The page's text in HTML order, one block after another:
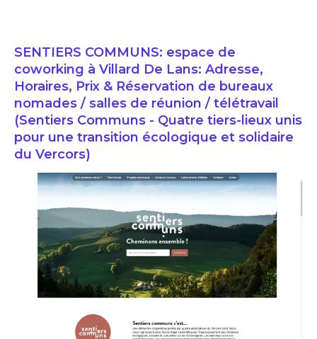
SENTIERS COMMUNS: espace de
coworking à Villard De Lans: Adresse,
Horaires, Prix & Réservation de bureaux
nomades / salles de réunion / télétravail
(Sentiers Communs - Quatre tiers-lieux unis
pour une transition écologique et solidaire
du Vercors)